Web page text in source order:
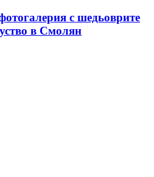
с шедьоврите
в Смолян